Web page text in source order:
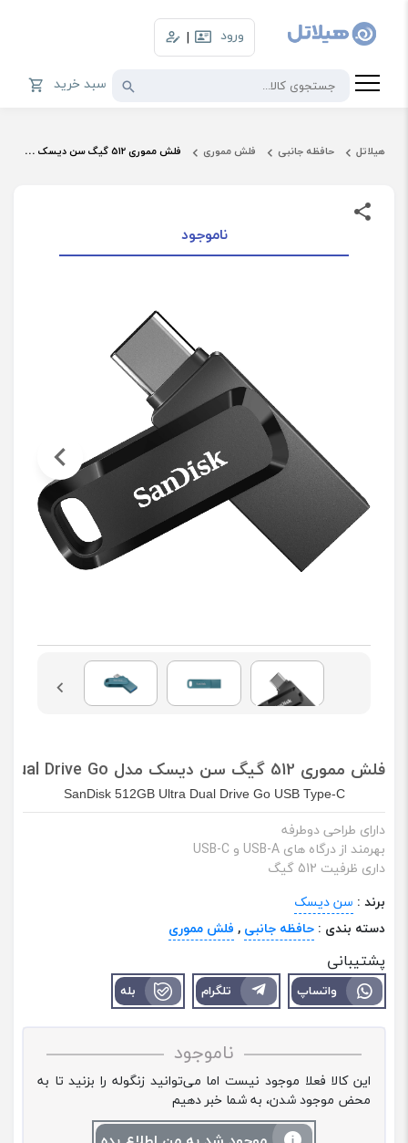
ورود |
سبد خرید
هیلاتل حافظه جانبی فلش مموری فلش مموری 512 گیگ سن دیسک مدل Ultra Dual Drive Go
ناموجود
فلش مموری 512 گیگ سن دیسک مدل Ultra Dual Drive Go
SanDisk 512GB Ultra Dual Drive Go USB Type-C
دارای طراحی دوطرفه
بهرمند از درگاه های USB-A و USB-C
داری ظرفیت 512 گیگ
برند : سن دیسک
دسته بندی : حافظه جانبی , فلش مموری
پشتیبانی
واتساپ تلگرام بله
ناموجود
این کالا فعلا موجود نیست اما می‌توانید زنگوله را بزنید تا به
محض موجود شدن، به شما خبر دهیم